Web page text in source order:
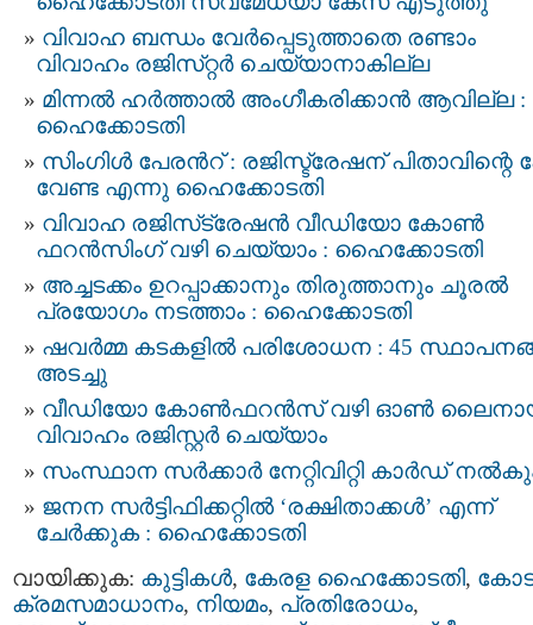
വിവാഹ ബന്ധം വേർപ്പെടുത്താതെ രണ്ടാം
വിവാഹം രജിസ്‌റ്റർ ചെയ്യാനാകില്ല
മിന്നല്‍ ഹര്‍ത്താല്‍ അംഗീകരിക്കാന്‍ ആവില്ല :
ഹൈക്കോടതി
സിംഗിൾ പേരന്‍റ് : രജിസ്ട്രേഷന് പിതാവിന്റെ
വേണ്ട എന്നു ഹൈക്കോടതി
വിവാഹ രജിസ്​ട്രേഷന്‍ വീഡിയോ കോണ്‍
ഫറന്‍സിംഗ് വഴി ചെയ്യാം : ഹൈക്കോടതി
അച്ചടക്കം ഉറപ്പാക്കാനും തിരുത്താനും ചൂരല്‍
പ്രയോഗം നടത്താം : ഹൈക്കോടതി
ഷവർമ്മ കടകളിൽ പരിശോധന : 45
അടച്ചു
വീഡിയോ കോൺഫറൻസ് വഴി ഓൺ
വിവാഹം രജിസ്റ്റർ ചെയ്യാം
സംസ്ഥാന സർക്കാർ നേറ്റിവിറ്റി കാര്‍ഡ്
ജനന സര്‍ട്ടിഫിക്കറ്റില്‍ ‘രക്ഷിതാക്കള്‍’ എന്ന്
ചേർക്കുക : ഹൈക്കോടതി
വായിക്കുക: കുട്ടികള്‍, കേരള ഹൈക്കോടതി,
ക്രമസമാധാനം, നിയമം, പ്രതിരോധം,